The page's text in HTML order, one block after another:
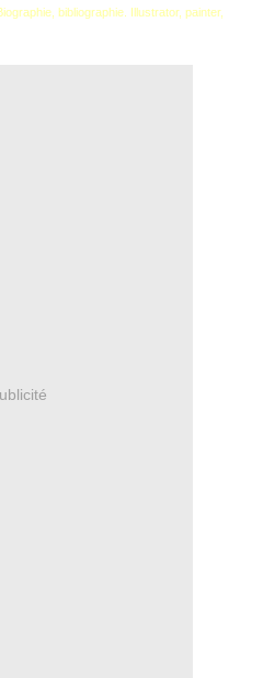
bibliographie. Illustrator, painter,